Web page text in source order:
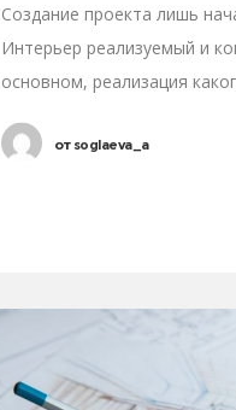
Создание проекта лишь
Интерьер реализуемый и
основном, реализация
отsoglaeva_a